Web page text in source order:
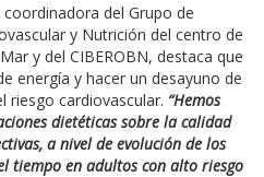
del Grupo de
y Nutrición del centro de
y del CIBEROBN, destaca que
energía y hacer un desayuno de
riesgo cardiovascular. “Hemos
dietéticas sobre la calidad
a nivel de evolución de los
tiempo en adultos con alto riesgo